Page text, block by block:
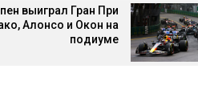
выиграл Гран При
Алонсо и Окон на
подиуме